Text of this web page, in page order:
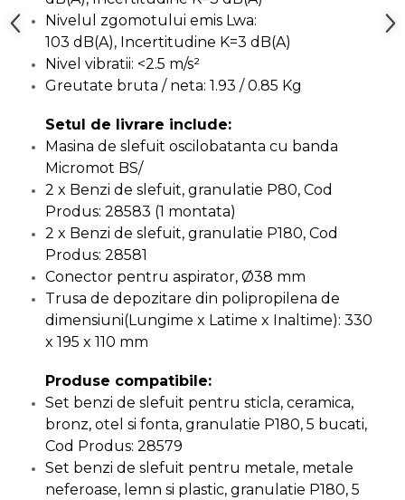
Indoit Tevi
Ciocane Profesionale
Pile Metalice
Scule Electrician
Subler
Topoare & Toporisti
Sarpe Desfundat Tevi
Nivele
Ruleta de Masurat
Amortizoare Hidraulice
Dalta si dornuri
Constructii
Scule Unelte Accesorii
Unelte de Zugravit
Roata de Masurat
Lacate & Incuietori
Nivelul zgomotului emis Lwa:
103 dB(A), Incertitudine K=3 dB(A)
Nivel vibratii: <2.5 m/s²
Greutate bruta / neta: 1.93 / 0.85 Kg
Setul de livrare include:
Masina de slefuit oscilobatanta cu banda
Micromot BS/
2 x Benzi de slefuit, granulatie P80, Cod
Produs: 28583 (1 montata)
2 x Benzi de slefuit, granulatie P180, Cod
Produs: 28581
Conector pentru aspirator, Ø38 mm
Trusa de depozitare din polipropilena de
dimensiuni(Lungime x Latime x Inaltime): 330
x 195 x 110 mm
Produse compatibile:
Set benzi de slefuit pentru sticla, ceramica,
bronz, otel si fonta, granulatie P180, 5 bucati,
Cod Produs: 28579
Set benzi de slefuit pentru metale, metale
neferoase, lemn si plastic, granulatie P180, 5